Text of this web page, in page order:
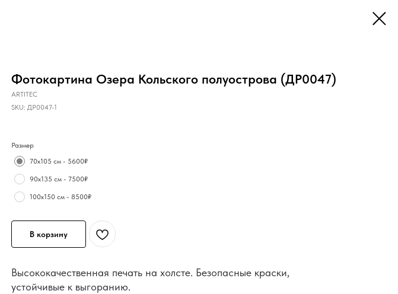
Фотокартина Озера Кольского полуострова (ДР0047)
ARTITEC
SKU: ДР0047-1
Размер
70х105 см - 5600₽
90х135 см - 7500₽
100х150 см - 8500₽
В корзину
Высококачественная печать на холсте. Безопасные краски,
устойчивые к выгоранию.